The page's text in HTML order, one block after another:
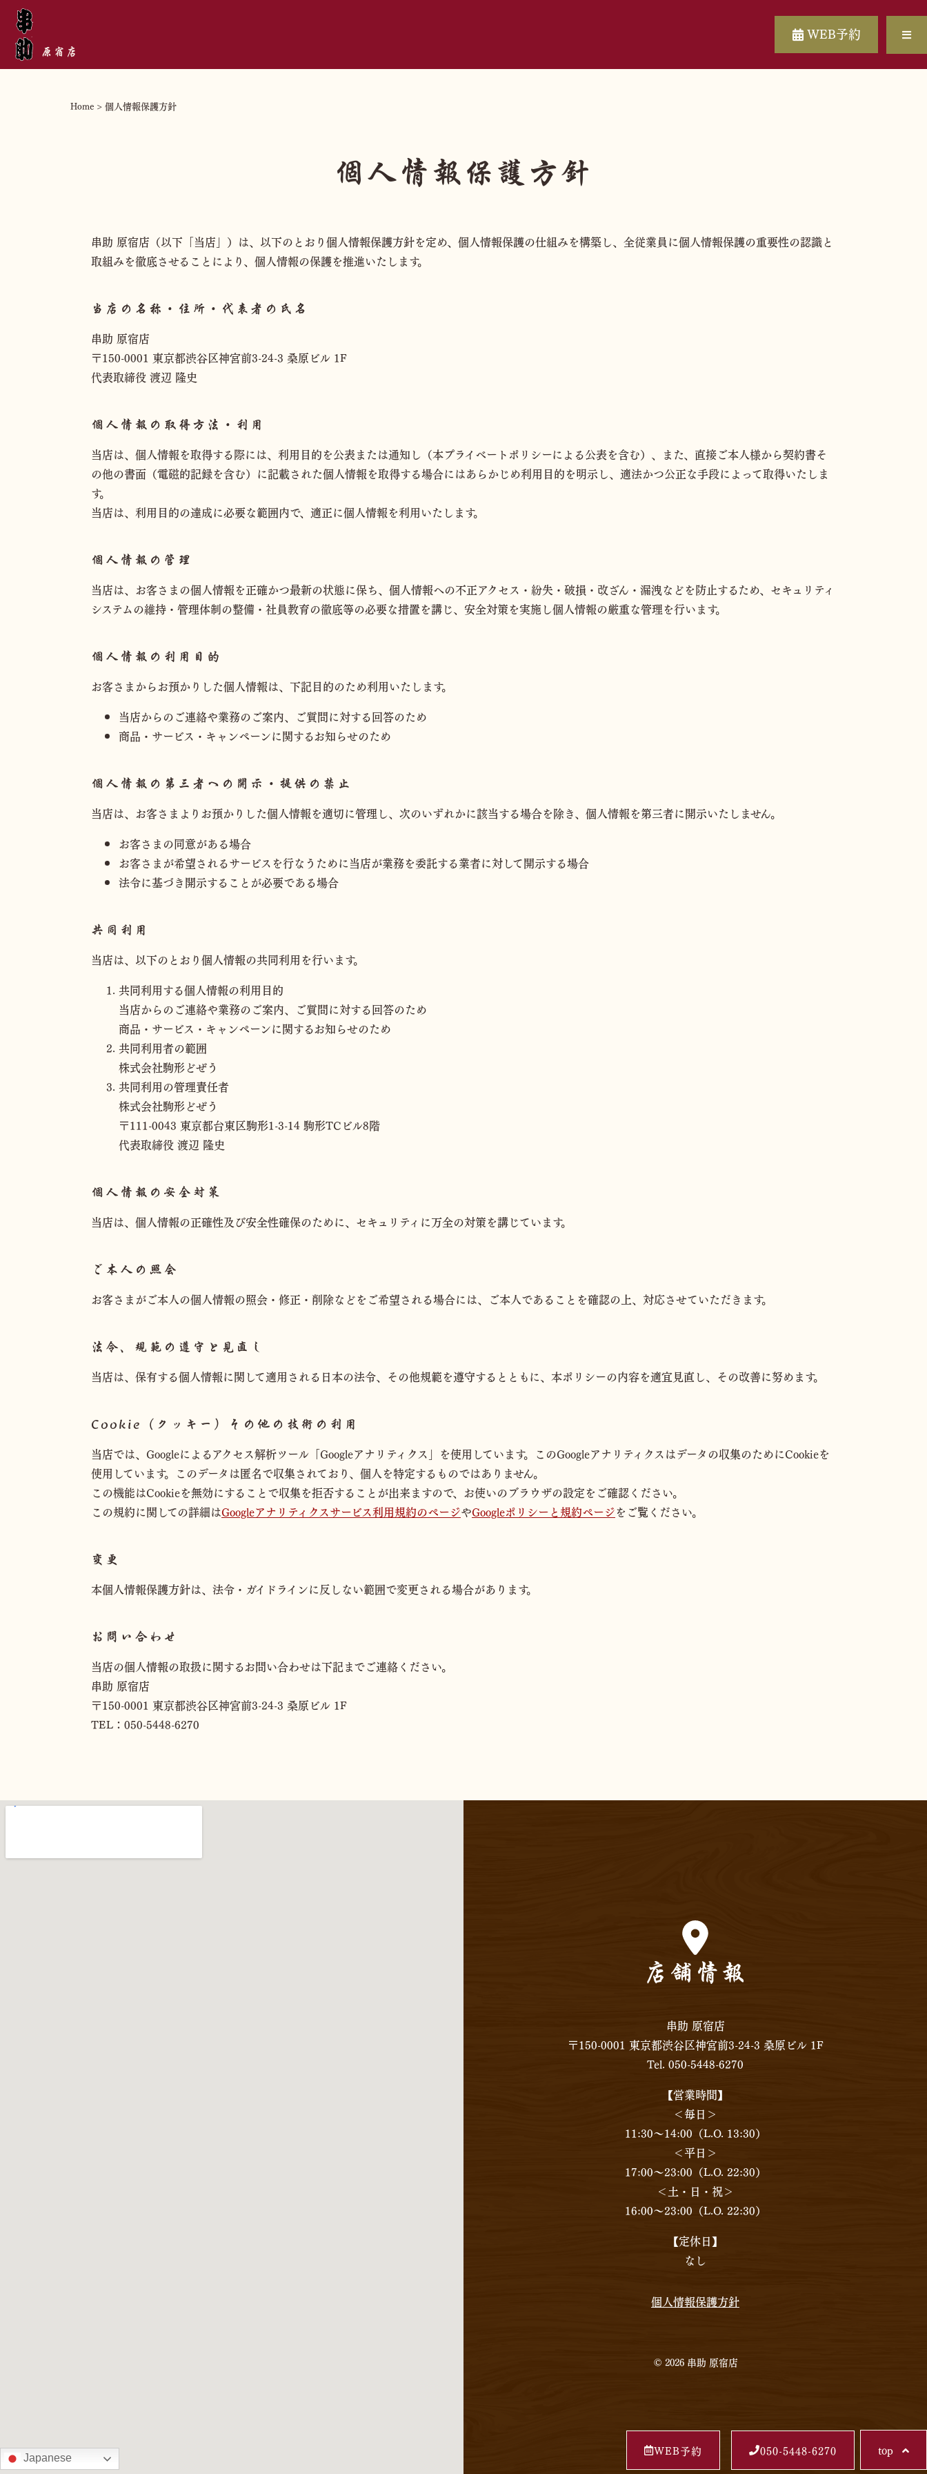
原宿店
WEB予約
Home >個人情報保護方針
個人情報保護方針
串助 原宿店（以下「当店」）は、以下のとおり個人情報保護方針を定め、個人情報保護の仕組みを構築し、全従業員に個人情報保護の重要性の認識と
取組みを徹底させることにより、個人情報の保護を推進いたします。
当店の名称・住所・代表者の氏名
串助 原宿店
〒150-0001 東京都渋谷区神宮前3-24-3 桑原ビル 1F
代表取締役 渡辺 隆史
個⼈情報の取得⽅法・利⽤
当店は、個⼈情報を取得する際には、利⽤⽬的を公表または通知し（本プライベートポリシーによる公表を含む）、また、直接ご本⼈様から契約書そ
の他の書⾯（電磁的記録を含む）に記載された個⼈情報を取得する場合にはあらかじめ利⽤⽬的を明⽰し、適法かつ公正な⼿段によって取得いたしま
す。
当店は、利⽤⽬的の達成に必要な範囲内で、適正に個⼈情報を利⽤いたします。
個人情報の管理
当店は、お客さまの個人情報を正確かつ最新の状態に保ち、個人情報への不正アクセス・紛失・破損・改ざん・漏洩などを防止するため、セキュリティ
システムの維持・管理体制の整備・社員教育の徹底等の必要な措置を講じ、安全対策を実施し個人情報の厳重な管理を行います。
個人情報の利用目的
お客さまからお預かりした個人情報は、下記目的のため利用いたします。
当店からのご連絡や業務のご案内、ご質問に対する回答のため
商品・サービス・キャンペーンに関するお知らせのため
個人情報の第三者への開示・提供の禁止
当店は、お客さまよりお預かりした個人情報を適切に管理し、次のいずれかに該当する場合を除き、個人情報を第三者に開示いたしません。
お客さまの同意がある場合
お客さまが希望されるサービスを行なうために当店が業務を委託する業者に対して開示する場合
法令に基づき開示することが必要である場合
共同利用
当店は、以下のとおり個人情報の共同利用を行います。
共同利用する個人情報の利用目的
当店からのご連絡や業務のご案内、ご質問に対する回答のため
商品・サービス・キャンペーンに関するお知らせのため
共同利用者の範囲
株式会社駒形どぜう
共同利用の管理責任者
株式会社駒形どぜう
〒111-0043 東京都台東区駒形1-3-14 駒形TCビル8階
代表取締役 渡辺 隆史
個人情報の安全対策
当店は、個人情報の正確性及び安全性確保のために、セキュリティに万全の対策を講じています。
ご本人の照会
お客さまがご本人の個人情報の照会・修正・削除などをご希望される場合には、ご本人であることを確認の上、対応させていただきます。
法令、規範の遵守と見直し
当店は、保有する個人情報に関して適用される日本の法令、その他規範を遵守するとともに、本ポリシーの内容を適宜見直し、その改善に努めます。
Cookie（クッキー）その他の技術の利用
当店では、Googleによるアクセス解析ツール「Googleアナリティクス」を使用しています。このGoogleアナリティクスはデータの収集のためにCookieを
使用しています。このデータは匿名で収集されており、個人を特定するものではありません。
この機能はCookieを無効にすることで収集を拒否することが出来ますので、お使いのブラウザの設定をご確認ください。
この規約に関しての詳細はGoogleアナリティクスサービス利用規約のページやGoogleポリシーと規約ページをご覧ください。
変更
本個人情報保護方針は、法令・ガイドラインに反しない範囲で変更される場合があります。
お問い合わせ
当店の個人情報の取扱に関するお問い合わせは下記までご連絡ください。
串助 原宿店
〒150-0001 東京都渋谷区神宮前3-24-3 桑原ビル 1F
TEL：050-5448-6270
店舗情報
串助 原宿店
〒150-0001 東京都渋谷区神宮前3-24-3 桑原ビル 1F
Tel. 050-5448-6270
【営業時間】
＜毎日＞
11:30〜14:00（L.O. 13:30）
＜平日＞
17:00〜23:00（L.O. 22:30）
＜土・日・祝＞
16:00〜23:00（L.O. 22:30）
【定休日】
なし
個人情報保護方針
© 2026 串助 原宿店
top
050-5448-6270
WEB予約
Japanese